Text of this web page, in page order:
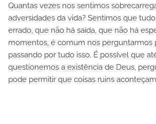
Quantas vezes nos sentimos
adversidades da vida? Sentimos que
errado, que não há saída, que não há
momentos, é comum nos perguntarmos
passando por tudo isso. É possível que
questionemos a existência de Deus,
pode permitir que coisas ruins